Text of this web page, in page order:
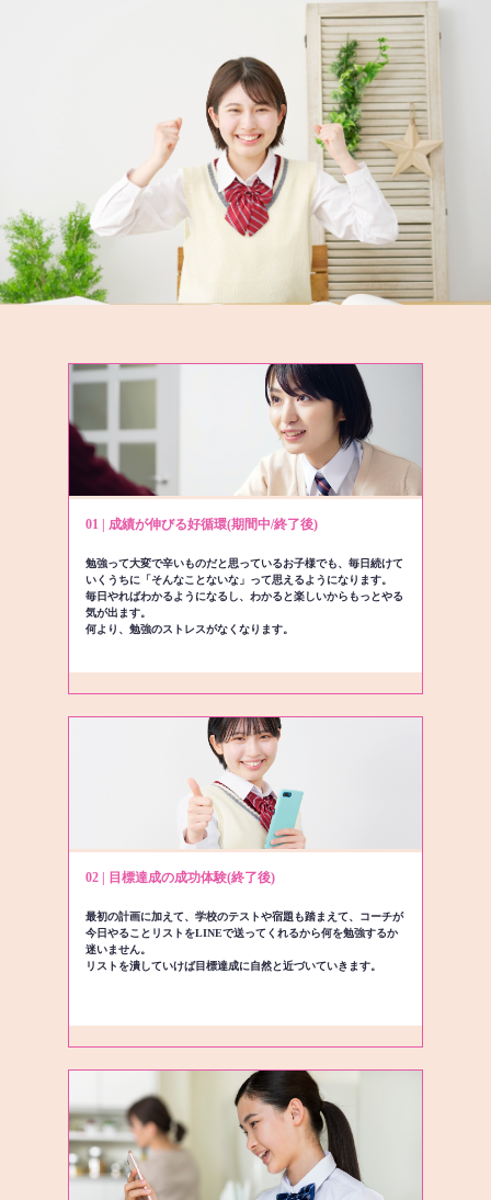
01 | 成績が伸びる好循環(期間中/終了後)
勉強って大変で辛いものだと思っているお子様でも、毎日続けて
いくうちに「そんなことないな」って思えるようになります。
毎日やればわかるようになるし、わかると楽しいからもっとやる
気が出ます。
何より、勉強のストレスがなくなります。
02 | 目標達成の成功体験(終了後)
最初の計画に加えて、学校のテストや宿題も踏まえて、コーチが
今日やることリストをLINEで送ってくれるから何を勉強するか
迷いません。
リストを潰していけば目標達成に自然と近づいていきます。